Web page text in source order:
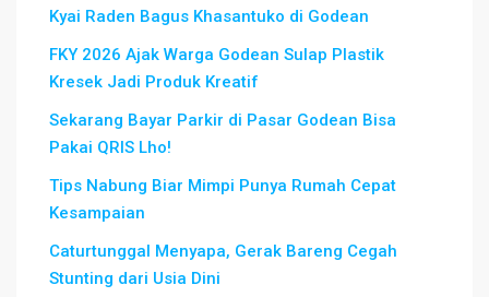
Kyai Raden Bagus Khasantuko di Godean
FKY 2026 Ajak Warga Godean Sulap Plastik
Kresek Jadi Produk Kreatif
Sekarang Bayar Parkir di Pasar Godean Bisa
Pakai QRIS Lho!
Tips Nabung Biar Mimpi Punya Rumah Cepat
Kesampaian
Caturtunggal Menyapa, Gerak Bareng Cegah
Stunting dari Usia Dini